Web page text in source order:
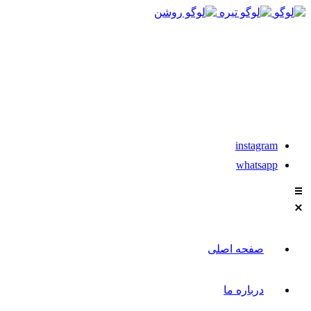
instagram
whatsapp
صفحه اصلی
درباره ما